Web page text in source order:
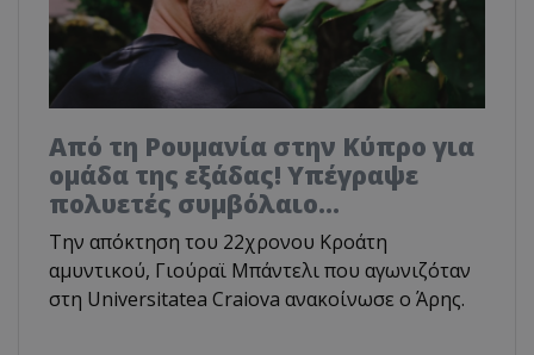
Από τη Ρουμανία στην Κύπρο για
ομάδα της εξάδας! Υπέγραψε
πολυετές συμβόλαιο...
Την απόκτηση του 22χρονου Κροάτη
αμυντικού, Γιούραϊ Μπάντελι που αγωνιζόταν
στη Universitatea Craiova ανακοίνωσε ο Άρης.